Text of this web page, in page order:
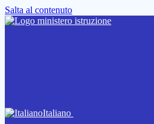
Salta al contenuto
Italiano